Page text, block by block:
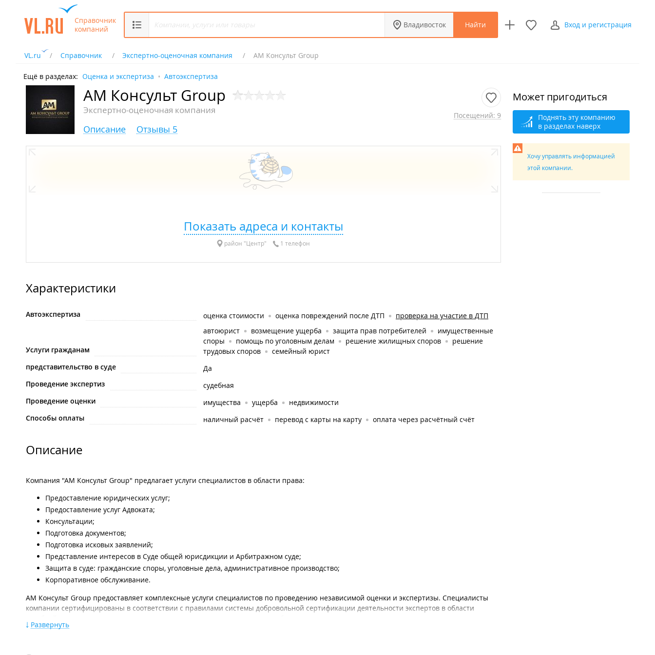
Справочник
компаний
Владивосток Найти Вход и регистрация
VL.ru Справочник Экспертно-оценочная компания АМ Консульт Group
Ещё в разделах: Оценка и экспертиза Автоэкспертиза
АМ Консульт Group
Экспертно-оценочная компания Посещений: 9
Описание Отзывы 5
Показать адреса и контакты
район "Центр" 1 телефон
Характеристики
Автоэкспертиза оценка стоимости оценка повреждений после ДТП проверка на участие в ДТП
Услуги гражданам
автоюрист возмещение ущерба защита прав потребителей
имущественные
споры
помощь по уголовным делам решение жилищных споров
решение
трудовых споров
семейный юрист
представительство в суде
Да
Проведение экспертиз
судебная
Проведение оценки
имущества ущерба
недвижимости
Способы оплаты
наличный расчёт перевод с карты на карту оплата через расчётный счёт
Описание
Компания "АМ Консульт Group" предлагает услуги специалистов в области права:
Предоставление юридических услуг;
Предоставление услуг Адвоката;
Консультации;
Подготовка документов;
Подготовка исковых заявлений;
Представление интересов в Cуде общей юрисдикции и Арбитражном суде;
Защита в суде: гражданские споры, уголовные дела, административное производство;
Корпоративное обслуживание.
АМ Консульт Group предоставляет комплексные услуги специалистов по проведению независимой оценки и экспертизы. Специалисты
компании сертифицированы в соответствии с правилами системы добровольной сертификации деятельности экспертов в области
Развернуть
Может пригодиться
Поднять эту компанию
в разделах наверх
Хочу управлять информацией
этой компании.